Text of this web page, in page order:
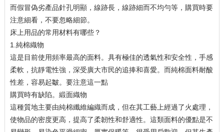
而假冒偽劣產品針孔明顯，線跡長，線跡細而不均勻等，購買時要
注意細看，不要忽略細節。
床上用品的常用材料有哪些？
1.純棉織物
這是目前使用頻率最高的面料。具有極佳的透氣性和安全性，手感
柔軟，抗靜電性強，深受廣大市民的追捧和喜愛。而純棉面料耐酸
性差，容易起皺。要注意這一點
購買時有缺陷。緞面織物
這種質地主要由純棉纖維編織而成，但在其工藝上經過了火處理，
使物品的密度更高，提高了柔韌性和舒適性。這類面料的優點是不